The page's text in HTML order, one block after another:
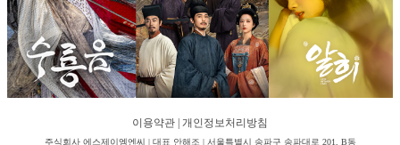
이용약관 개인정보처리방침
주식회사 에스제이엠엔씨 | 대표 안해조 | 서울특별시 송파구 송파대로 201, B동